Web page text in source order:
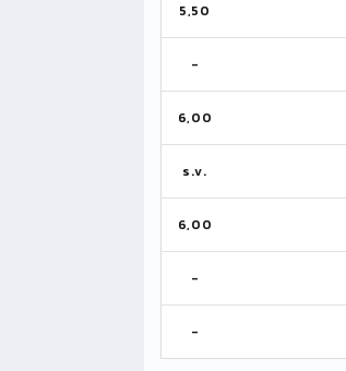
5,50
-
6,00
s.v.
6,00
-
-